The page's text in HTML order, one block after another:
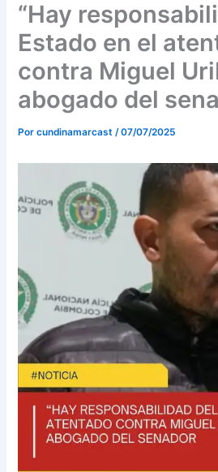
o
k
r
a
m
“Hay
Estado en el
contra Miguel
abogado del
Porcundinamarcast/07/07/2025